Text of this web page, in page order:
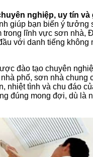
nghiệp, uy tín và
giúp bạn biến ý tưởng
lĩnh vực sơn nhà,
với danh tiếng không
đào tạo chuyên
phố, sơn nhà chung
nhiệt tình và chu đáo
đúng mong đợi, dù là